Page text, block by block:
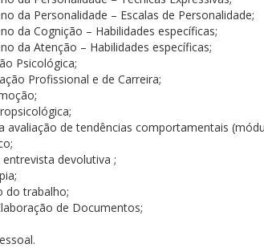
da Personalidade – Escalas de Personalidade;
da Cognição – Habilidades específicas;
da Atenção – Habilidades específicas;
Psicológica;
Profissional e de Carreira;
avaliação de tendências comportamentais
devolutiva ;
do trabalho;
de Documentos;